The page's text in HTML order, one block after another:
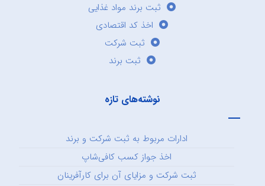
ثبت برند مواد غذایی
اخذ کد اقتصادی
ثبت شرکت
ثبت برند
نوشته‌های تازه
ادارات مربوط به ثبت شرکت و برند
اخذ جواز کسب کافی‌شاپ
ثبت شرکت و مزایای آن برای کارآفرینان